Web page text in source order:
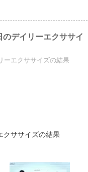
のデイリーエクササイ
ーエクササイズの結果
クササイズの結果